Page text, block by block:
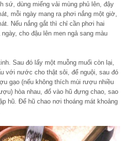
sứ, dùng miếng vải mùng phủ lên, đậy
mỗi ngày mang ra phơi nắng một giờ,
Nếu nắng gắt thì chỉ cần phơi hai
cho đậu lên men ngả sang màu
Sau đó lấy một muỗng muối còn lại,
với nước cho thật sôi, để nguội, sau đó
gạo (nếu không thích mùi rượu nhiều
hòa nhau, đổ vào hũ đựng chao, sao
hũ. Để hũ chao nơi thoáng mát khoảng